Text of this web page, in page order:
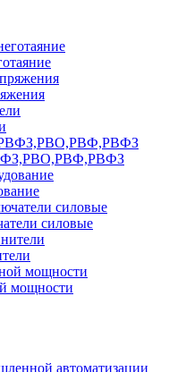
cиловые
мощности